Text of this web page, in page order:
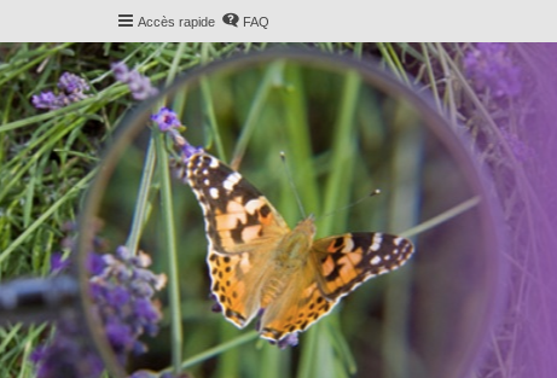
Accès rapide FAQ